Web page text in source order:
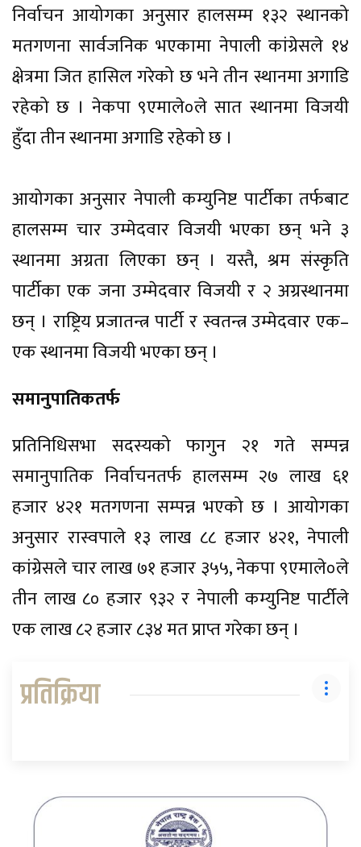
निर्वाचन आयोगका अनुसार हालसम्म १३२ स्थानको
मतगणना सार्वजनिक भएकामा नेपाली कांग्रेसले १४
क्षेत्रमा जित हासिल गरेको छ भने तीन स्थानमा अगाडि
रहेको छ । नेकपा ९एमाले०ले सात स्थानमा विजयी
हुँदा तीन स्थानमा अगाडि रहेको छ ।
आयोगका अनुसार नेपाली कम्युनिष्ट पार्टीका तर्फबाट
हालसम्म चार उम्मेदवार विजयी भएका छन् भने ३
स्थानमा अग्रता लिएका छन् । यस्तै, श्रम संस्कृति
पार्टीका एक जना उम्मेदवार विजयी र २ अग्रस्थानमा
छन् । राष्ट्रिय प्रजातन्त्र पार्टी र स्वतन्त्र उम्मेदवार एक–
एक स्थानमा विजयी भएका छन् ।
समानुपातिकतर्फ
प्रतिनिधिसभा सदस्यको फागुन २१ गते सम्पन्न
समानुपातिक निर्वाचनतर्फ हालसम्म २७ लाख ६१
हजार ४२१ मतगणना सम्पन्न भएको छ । आयोगका
अनुसार रास्वपाले १३ लाख ८८ हजार ४२१, नेपाली
कांग्रेसले चार लाख ७१ हजार ३५५, नेकपा ९एमाले०ले
तीन लाख ८० हजार ९३२ र नेपाली कम्युनिष्ट पार्टीले
एक लाख ८२ हजार ८३४ मत प्राप्त गरेका छन् ।
प्रतिक्रिया